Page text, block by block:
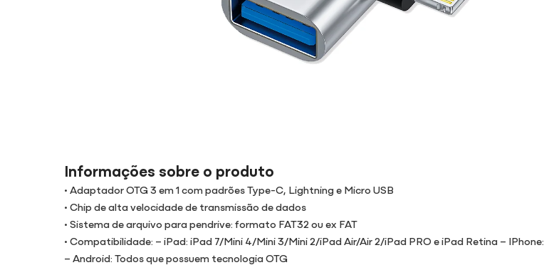
Informações sobre o produto
• Adaptador OTG 3 em 1 com padrões Type-C, Lightning e Micro USB
• Chip de alta velocidade de transmissão de dados
• Sistema de arquivo para pendrive: formato FAT32 ou ex FAT
• Compatibilidade: – iPad: iPad 7/Mini 4/Mini 3/Mini 2/iPad Air/Air 2/iPad PRO e iPad Retina – IPhone: 7,
– Android: Todos que possuem tecnologia OTG